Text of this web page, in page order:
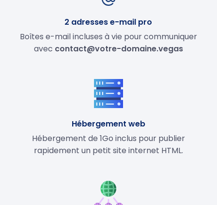
2 adresses e-mail pro
Boîtes e-mail incluses à vie pour communiquer
avec contact@votre-domaine.vegas
Hébergement web
Hébergement de 1Go inclus pour publier
rapidement un petit site internet HTML.